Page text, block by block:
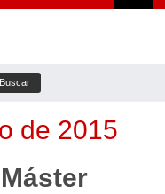
de 2015